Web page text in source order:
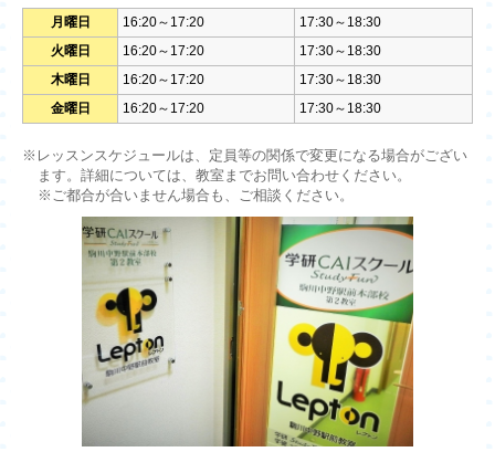
月曜日 16:20～17:20
17:30～18:30
火曜日
16:20～17:20
17:30～18:30
木曜日
16:20～17:20
17:30～18:30
金曜日
16:20～17:20 17:30～18:30
※レッスンスケジュールは、定員等の関係で変更になる場合がござい
ます。詳細については、教室までお問い合わせください。
※ご都合が合いません場合も、ご相談ください。